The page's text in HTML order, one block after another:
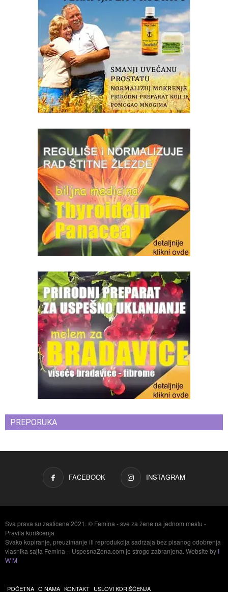
PREPORUKA
FACEBOOK INSTAGRAM
Sva prava su zasticena 2021. © Femina - sve za žene na jednom mestu -
Pravila korišćenja
Svako kopiranje, preuzimanje ili reprodukcija sadržaja bez pisanog odobrenja
vlasnika sajta Femina – UspesnaZena.com je strogo zabranjena. Website by I
W M
POČETNA O NAMA KONTAKT USLOVI KORIŠĆENJA